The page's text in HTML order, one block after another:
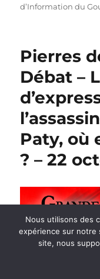
d’Information du
Pierres
Débat –
Paty, où
? – 22
Nous utilisons des
expérience sur notre
site, nous